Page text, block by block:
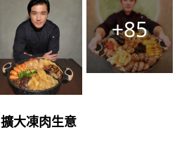
+85
擴大凍肉生意